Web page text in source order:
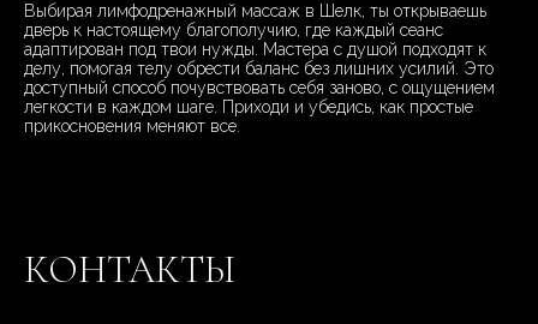
Выбирая лимфодренажный массаж в Шелк, ты открываешь
дверь к настоящему благополучию, где каждый сеанс
адаптирован под твои нужды. Мастера с душой подходят к
делу, помогая телу обрести баланс без лишних усилий. Это
доступный способ почувствовать себя заново, с ощущением
легкости в каждом шаге. Приходи и убедись, как простые
прикосновения меняют все.
КОНТАКТЫ